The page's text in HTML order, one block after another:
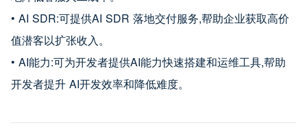
• AI SDR:可提供AI SDR 落地交付服务,帮助企业获取高价
值潜客以扩张收入。
• AI能力:可为开发者提供AI能力快速搭建和运维工具,帮助
开发者提升 AI开发效率和降低难度。